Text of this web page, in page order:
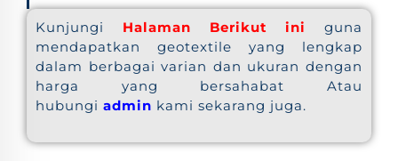
Kunjungi Halaman Berikut ini
guna
mendapatkan geotextile yang lengkap
dalam berbagai varian dan ukuran dengan
harga yang bersahabat Atau
hubungi admin kami sekarang juga.